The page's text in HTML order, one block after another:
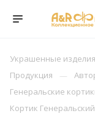
Украшенные
Продукция
Генеральские
Кортик